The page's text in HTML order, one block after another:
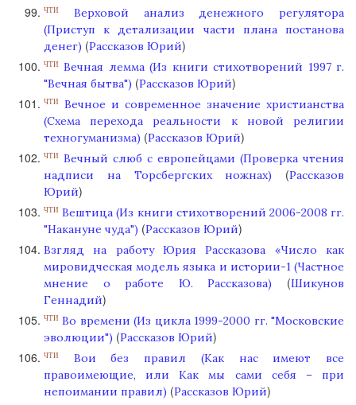
ЧТИ
Верховой анализ денежного регулятора
(Приступ к детализации части плана постанова
денег) (Рассказов Юрий)
ЧТИ
Вечная лемма (Из книги стихотворений 1997 г.
"Вечная бытва") (Рассказов Юрий)
ЧТИ
Вечное и современное значение христианства
(Схема перехода реальности к новой религии
техногуманизма) (Рассказов Юрий)
ЧТИ
Вечный слюб с европейцами (Проверка чтения
надписи на Торсбергских ножнах)
(Рассказов
Юрий)
ЧТИ Вештица (Из книги стихотворений 2006-2008 гг.
"Накануне чуда") (Рассказов Юрий)
Взгляд на работу Юрия Рассказова «Число как
мировидческая модель языка и истории-1 (Частное
мнение о работе Ю. Рассказова)
(Шикунов
Геннадий)
ЧТИ Во времени (Из цикла 1999-2000 гг. "Московские
эволюции") (Рассказов Юрий)
ЧТИ
Вои без правил (Как нас имеют все
правоимеющие, или Как мы сами себя – при
непоимании правил) (Рассказов Юрий)